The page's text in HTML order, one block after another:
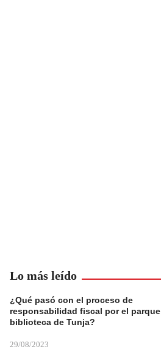
Lo más leído
¿Qué pasó con el proceso de
responsabilidad fiscal por el parque
biblioteca de Tunja?
29/08/2023